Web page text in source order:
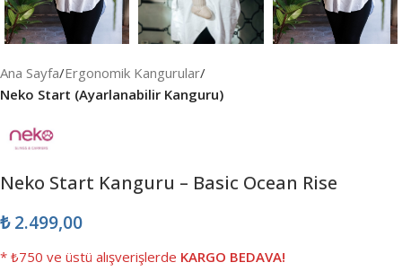
Ana Sayfa Ergonomik Kangurular
Neko Start (Ayarlanabilir Kanguru)
Neko Start Kanguru – Basic Ocean Rise
₺2.499,00
* ₺750 ve üstü alışverişlerde KARGO BEDAVA!